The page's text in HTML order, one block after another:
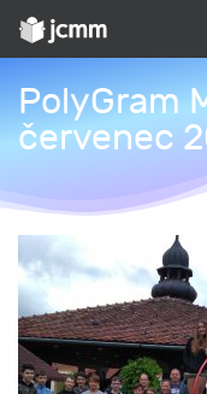
PolyGram
červenec